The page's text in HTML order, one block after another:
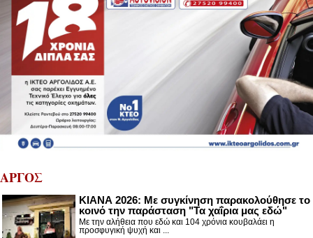
ΑΡΓΟΣ
ΚΙΑΝΑ 2026: Με συγκίνηση παρακολούθησε το
κοινό την παράσταση "Τα χαΐρια μας εδώ"
Με την αλήθεια που εδώ και 104 χρόνια κουβαλάει η
προσφυγική ψυχή και ...